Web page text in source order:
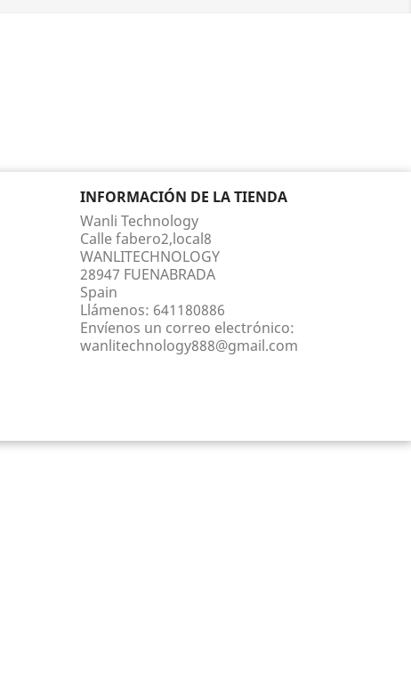
INFORMACIÓN DE LA TIENDA
Wanli Technology
Calle fabero2,local8
WANLITECHNOLOGY
28947 FUENABRADA
Spain
Llámenos: 641180886
Envíenos un correo electrónico:
wanlitechnology888@gmail.com